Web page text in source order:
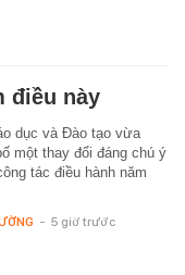
điều này
dục và Đào tạo vừa
một thay đổi đáng chú ý
tác điều hành năm
- 5 giờ trước